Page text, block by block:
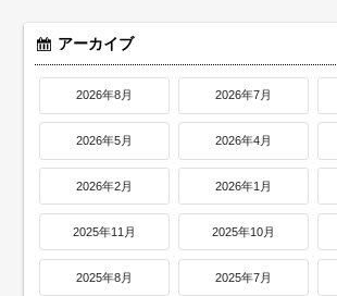
アーカイブ
2026年8月 2026年7月
2026年5月 2026年4月
2026年2月 2026年1月
2025年11月 2025年10月
2025年8月 2025年7月